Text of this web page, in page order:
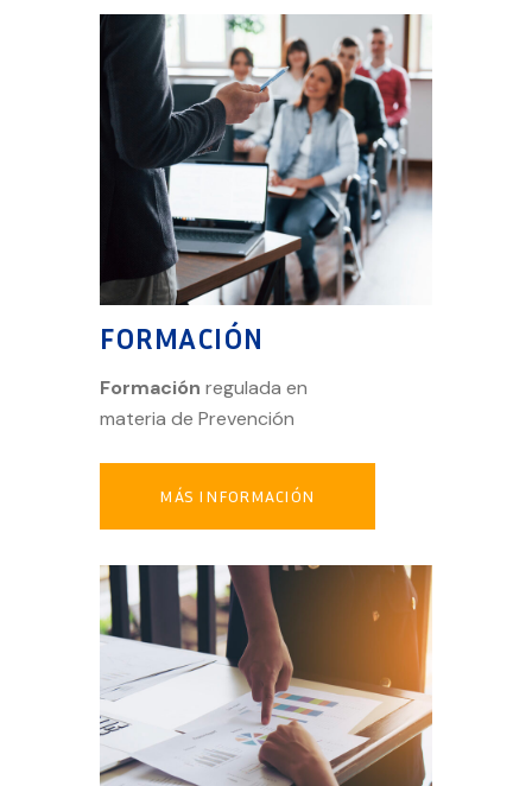
FORMACIÓN
Formación regulada en
materia de Prevención
MÁS INFORMACIÓN